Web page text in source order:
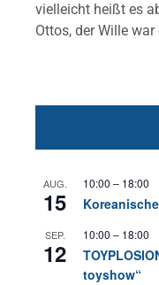
vielleicht heißt es
Ottos, der Wille
AUG.
15
10:00 – 18:00
SEP.
12
10:00 – 18:00
toyshow“